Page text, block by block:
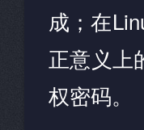
成；在
正意义上
权密码。